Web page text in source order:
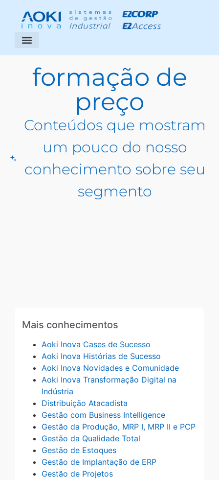
formação de
preço
Conteúdos que mostram
um pouco do nosso
conhecimento sobre seu
segmento
Mais conhecimentos
Aoki Inova Cases de Sucesso
Aoki Inova Histórias de Sucesso
Aoki Inova Novidades e Comunidade
Aoki Inova Transformação Digital na
Indústria
Distribuição Atacadista
Gestão com Business Intelligence
Gestão da Produção, MRP I, MRP II e PCP
Gestão da Qualidade Total
Gestão de Estoques
Gestão de Implantação de ERP
Gestão de Projetos